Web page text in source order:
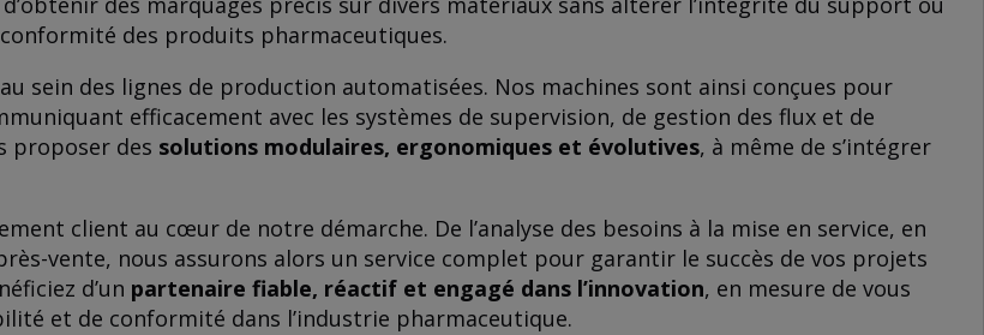
des produits pharmaceutiques.
sein des lignes de production automatisées. Nos machines sont ainsi conçues pour
efficacement avec les systèmes de supervision, de gestion des flux et de
proposer des solutions modulaires, ergonomiques et évolutives, à même de s’intégrer
client au cœur de notre démarche. De l’analyse des besoins à la mise en service, en
vente, nous assurons alors un service complet pour garantir le succès de vos projets
d’un partenaire fiable, réactif et engagé dans l’innovation, en mesure de vous
et de conformité dans l’industrie pharmaceutique.